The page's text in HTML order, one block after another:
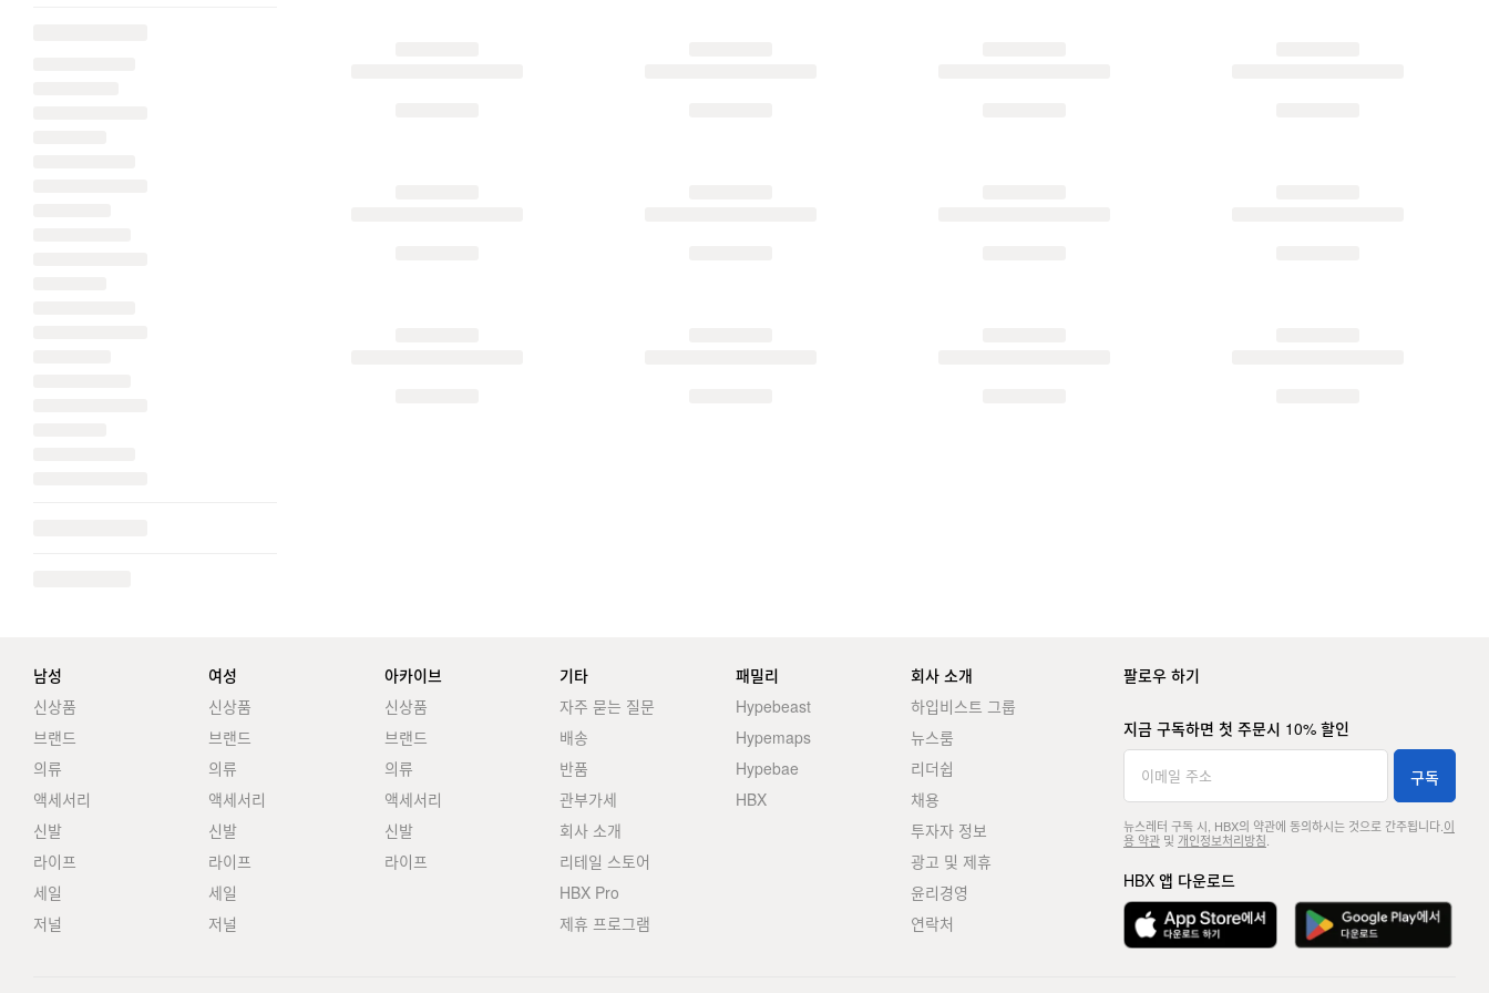
남성
신상품
브랜드
의류
액세서리
신발
라이프
세일
저널
여성
신상품
브랜드
의류
액세서리
신발
라이프
세일
저널
아카이브
신상품
브랜드
의류
액세서리
신발
라이프
기타
자주 묻는 질문
배송
반품
관부가세
회사 소개
리테일 스토어
HBX Pro
제휴 프로그램
패밀리
Hypebeast
Hypemaps
Hypebae
HBX
회사 소개
하입비스트 그룹
뉴스룸
리더쉽
채용
투자자 정보
광고 및 제휴
윤리경영
연락처
팔로우 하기
지금 구독하면 첫 주문시 10% 할인
구독
뉴스레터 구독 시, HBX의 약관에 동의하시는 것으로 간주됩니다. 이
용 약관및 개인정보처리방침
HBX 앱 다운로드